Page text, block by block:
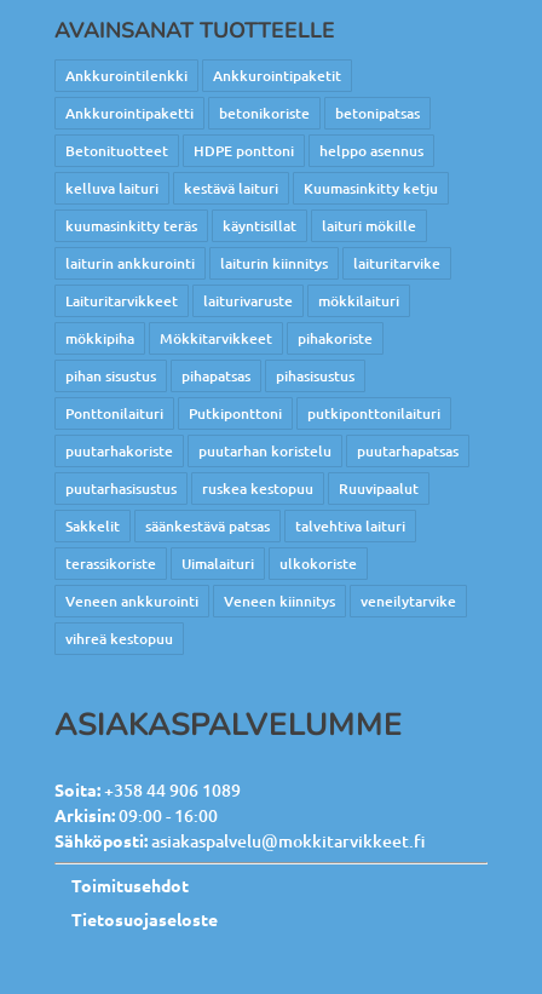
AVAINSANAT TUOTTEELLE
Ankkurointilenkki
Ankkurointipaketit
Ankkurointipaketti
betonikoriste
betonipatsas
Betonituotteet
HDPE ponttoni
helppo asennus
kelluva laituri
kestävä laituri
Kuumasinkitty ketju
kuumasinkitty teräs
käyntisillat
laituri mökille
laiturin ankkurointi
laiturin kiinnitys
laituritarvike
Laituritarvikkeet
laiturivaruste
mökkilaituri
mökkipiha
Mökkitarvikkeet
pihakoriste
pihan sisustus
pihapatsas
pihasisustus
Ponttonilaituri
Putkiponttoni
putkiponttonilaituri
puutarhakoriste
puutarhan koristelu
puutarhapatsas
puutarhasisustus
ruskea kestopuu
Ruuvipaalut
Sakkelit
säänkestävä patsas
talvehtiva laituri
terassikoriste
Uimalaituri
ulkokoriste
Veneen ankkurointi
Veneen kiinnitys
veneilytarvike
vihreä kestopuu
ASIAKASPALVELUMME
Soita:+358 44 906 1089
Arkisin:09:00 - 16:00
Sähköposti:asiakaspalvelu@mokkitarvikkeet.fi
Toimitusehdot
Tietosuojaseloste